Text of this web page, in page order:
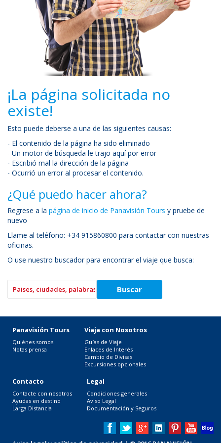
¡La página solicitada no
existe!
Esto puede deberse a una de las siguientes causas:
- El contenido de la página ha sido eliminado
- Un motor de búsqueda le trajo aquí por error
- Escribió mal la dirección de la página
- Ocurrió un error al procesar el contenido.
¿Qué puedo hacer ahora?
Regrese a la página de inicio de Panavisión Tours y pruebe de
nuevo
Llame al teléfono: +34 915860800 para contactar con nuestras
oficinas.
O use nuestro buscador para encontrar el viaje que busca:
Panavisión Tours
Quiénes somos
Notas prensa
Viaja con Nosotros
Guías de Viaje
Enlaces de Interés
Cambio de Divisas
Excursiones opcionales
Contacto
Contacte con nosotros
Ayudas en destino
Larga Distancia
Legal
Condiciones generales
Aviso Legal
Documentación y Seguros